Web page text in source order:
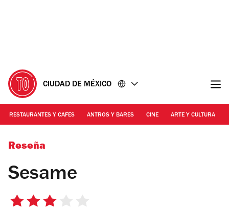
CIUDAD DE MÉXICO
RESTAURANTES Y CAFES ANTROS Y BARES CINE ARTE Y CULTURA
Alejandra Carbajal
Reseña
Sesame
3